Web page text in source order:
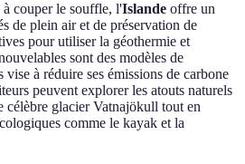
à couper le souffle, l'Islande offre un
de plein air et de préservation de
pour utiliser la géothermie et
sont des modèles de
à réduire ses émissions de carbone
peuvent explorer les atouts naturels
célèbre glacier Vatnajökull tout en
comme le kayak et la